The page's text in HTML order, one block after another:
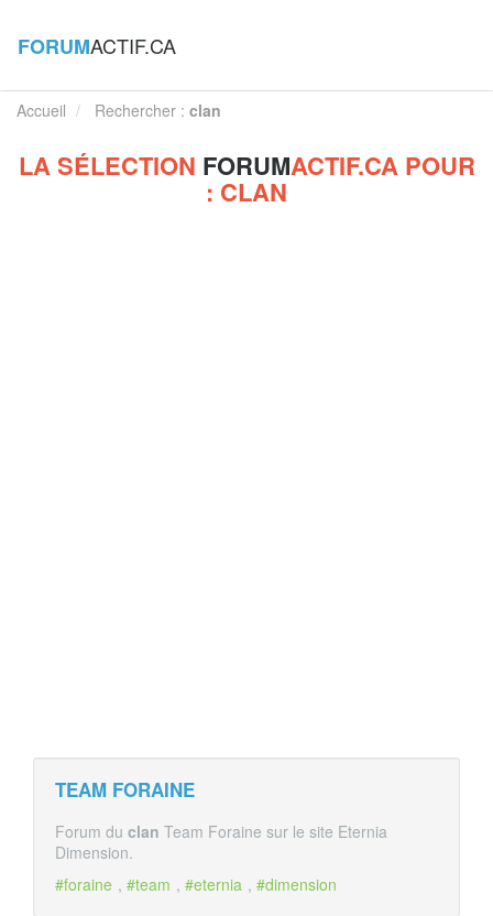
FORUMACTIF.CA
Accueil Rechercher : clan
LA SÉLECTION FORUMACTIF.CA POUR
: CLAN
TEAM FORAINE
Forum du clan Team Foraine sur le site Eternia
Dimension.
#foraine , #team , #eternia , #dimension